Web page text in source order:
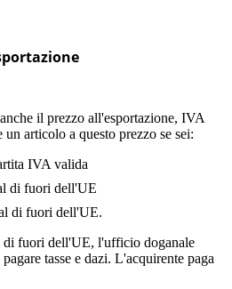
il prezzo all'esportazione, IVA
un articolo a questo prezzo se sei:
IVA valida
di fuori dell'UE
di fuori dell'UE.
di fuori dell'UE, l'ufficio doganale
tasse e dazi. L'acquirente paga